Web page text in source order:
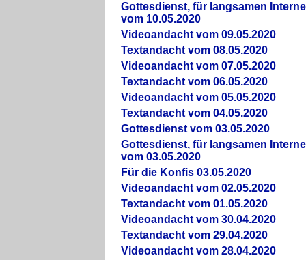
Gottesdienst, für langsamen
vom 10.05.2020
Videoandacht vom 09.05.2020
Textandacht vom 08.05.2020
Videoandacht vom 07.05.2020
Textandacht vom 06.05.2020
Videoandacht vom 05.05.2020
Textandacht vom 04.05.2020
Gottesdienst vom 03.05.2020
Gottesdienst, für langsamen
vom 03.05.2020
Für die Konfis 03.05.2020
Videoandacht vom 02.05.2020
Textandacht vom 01.05.2020
Videoandacht vom 30.04.2020
Textandacht vom 29.04.2020
Videoandacht vom 28.04.2020